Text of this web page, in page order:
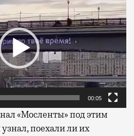
00:05
«Мосленты» под этим
поехали ли их